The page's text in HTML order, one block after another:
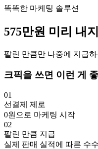
똑똑한 마케팅 솔루션
575만원 미리 내
팔린 만큼만 나중에 지급
크픽을 쓰면 이런 게
01
선결제 제로
0원으로 마케팅 시작
02
팔린 만큼 지급
실제 판매 실적에 따른 수